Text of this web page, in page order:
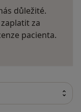
důležité.
za
pacienta.